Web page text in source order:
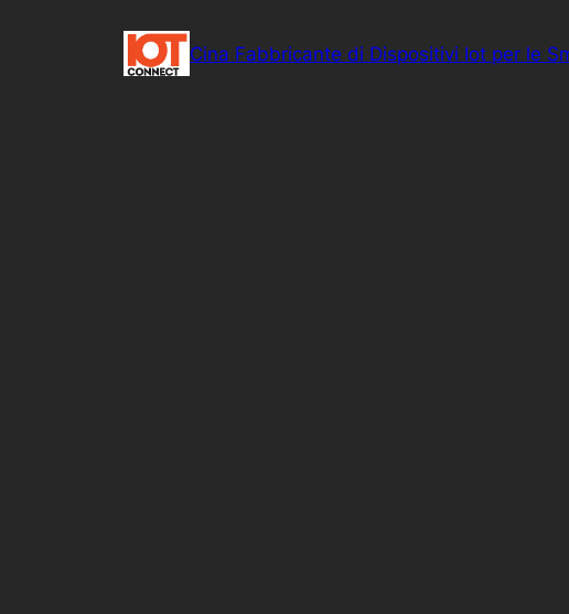
Cina Fabbricante di Dispositivi Iot per le